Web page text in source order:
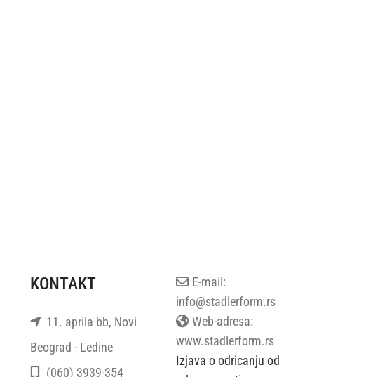
KONTAKT
11. aprila bb, Novi
Beograd - Ledine
(060) 3939-354
E-mail:
info@stadlerform.rs
Web-adresa:
www.stadlerform.rs
Izjava o odricanju od